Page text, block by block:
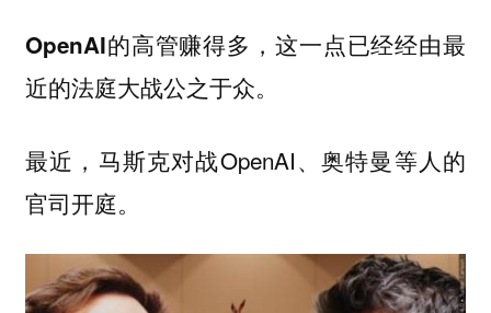
OpenAI的高管赚得多，这一点已经经由最
近的法庭大战公之于众。
最近，马斯克对战OpenAI、奥特曼等人的
官司开庭。